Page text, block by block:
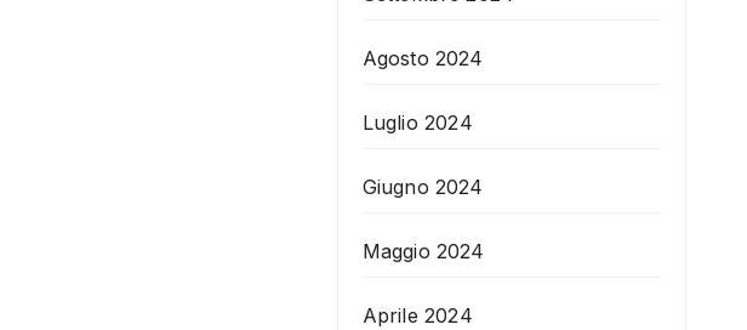
Agosto 2024
Luglio 2024
Giugno 2024
Maggio 2024
Aprile 2024